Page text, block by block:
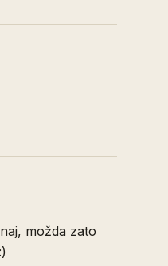
možda zato